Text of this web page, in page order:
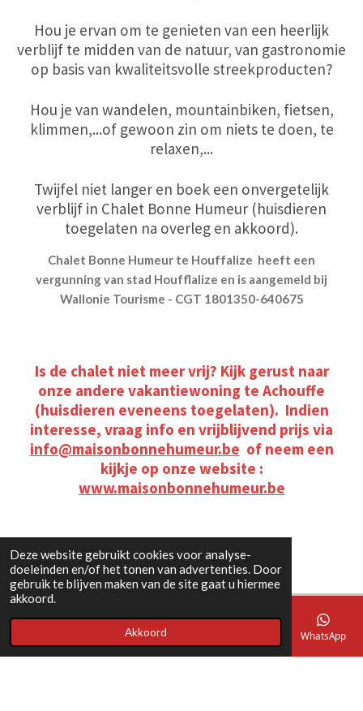
Deze website gebruikt cookies voor analyse-
doeleinden en/of het tonen van advertenties. Door
gebruik te blijven maken van de site gaat u hiermee
akkoord.
Akkoord
Hou je ervan om te genieten van een heerlijk
verblijf te midden van de natuur, van gastronomie
op basis van kwaliteitsvolle streekproducten?
Hou je van wandelen, mountainbiken, fietsen,
klimmen,...of gewoon zin om niets te doen, te
relaxen,...
Twijfel niet langer en boek een onvergetelijk
verblijf in Chalet Bonne Humeur (huisdieren
toegelaten na overleg en akkoord).
Chalet Bonne Humeur te Houffalize heeft een
vergunning van stad Houfflalize en is aangemeld bij
Wallonie Tourisme - CGT 1801350-640675
Is de chalet niet meer vrij? Kijk gerust naar
onze andere vakantiewoning te Achouffe
(huisdieren eveneens toegelaten). Indien
interesse, vraag info en vrijblijvend prijs via
info@maisonbonnehumeur.be of neem een
kijkje op onze website :
www.maisonbonnehumeur.be
Interesse? Klik hier voor prijsaanvraag of info
Telefoonnummer WhatsApp